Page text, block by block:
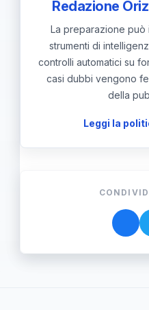
Redazione
La preparazione
strumenti di
controlli automatici su
casi dubbi vengono
della
Leggi la